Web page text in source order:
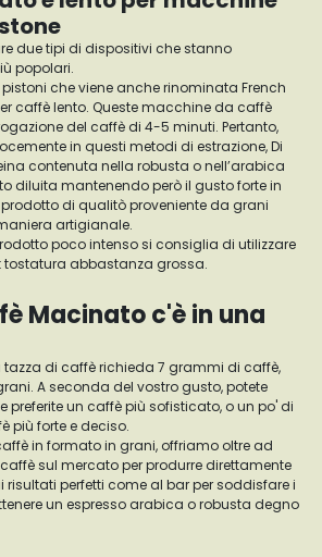
due tipi di dispositivi che stanno
popolari.
che viene anche rinominata French
caffè lento. Queste macchine da caffè
del caffè di 4-5 minuti. Pertanto,
in questi metodi di estrazione, Di
contenuta nella robusta o nell’arabica
diluita mantenendo però il gusto forte in
di qualitò proveniente da grani
artigianale.
poco intenso si consiglia di utilizzare
abbastanza grossa.
Macinato c'è in una
tazza di caffè richieda 7 grammi di caffè,
A seconda del vostro gusto, potete
preferite un caffè più sofisticato, o un po' di
più forte e deciso.
in formato in grani, offriamo oltre ad
sul mercato per produrre direttamente
perfetti come al bar per soddisfare i
un espresso arabica o robusta degno